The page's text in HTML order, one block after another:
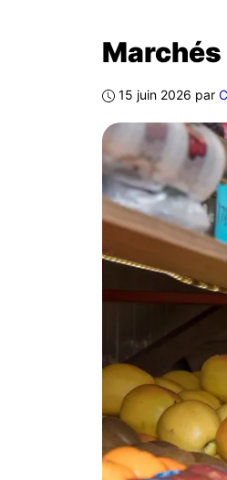
Marchés
15 juin 2026 par